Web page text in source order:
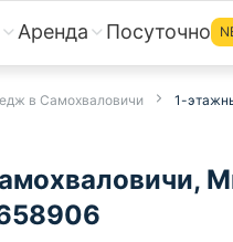
Аренда Посуточно
в Самохваловичи 1-